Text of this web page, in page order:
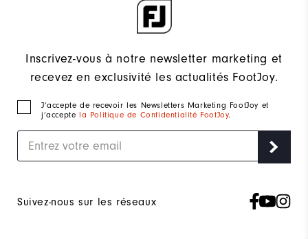
Inscrivez-vous à notre newsletter marketing et
recevez en exclusivité les actualités FootJoy.
J‘accepte de recevoir les Newsletters Marketing FootJoy et
j’accepte la Politique de Confidentialité FootJoy.
Suivez-nous sur les réseaux